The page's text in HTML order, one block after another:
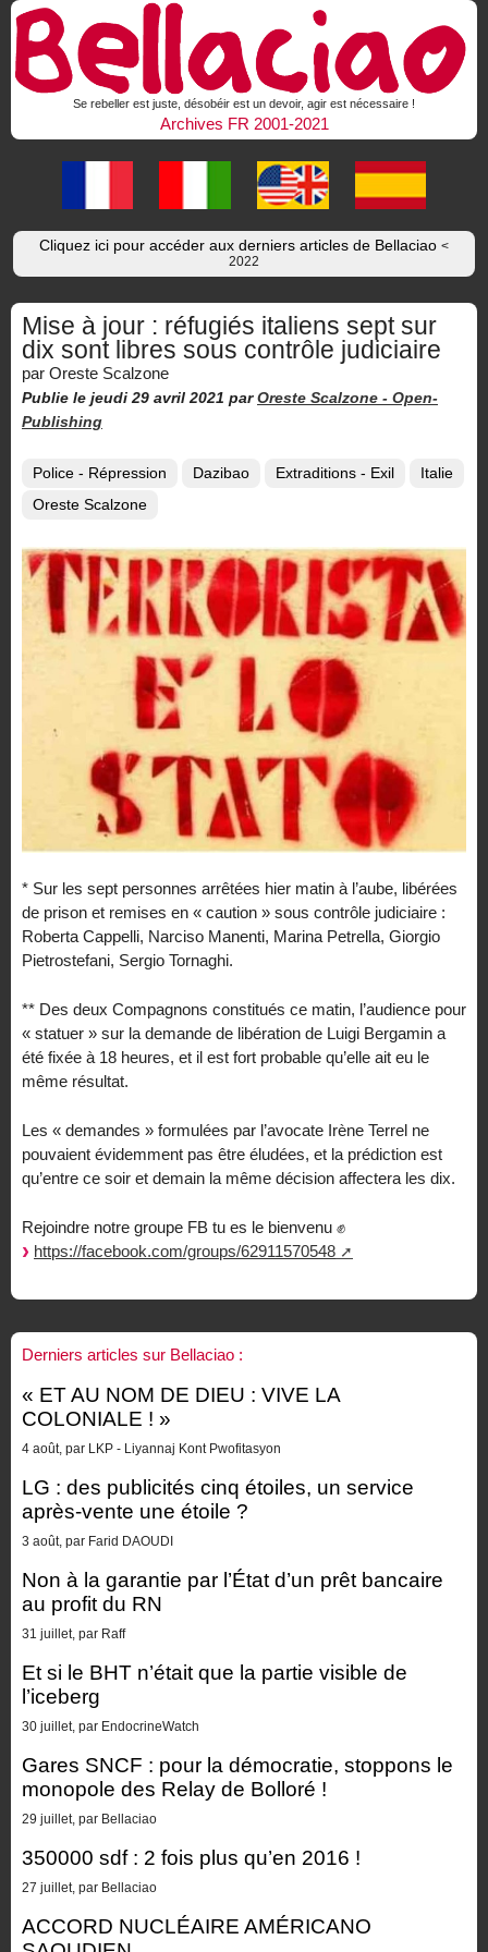
Se rebeller est juste, désobéir est un devoir, agir est nécessaire !
Archives FR 2001-2021
Cliquez ici pour accéder aux derniers articles de Bellaciao <
2022
Mise à jour : réfugiés italiens sept sur
dix sont libres sous contrôle judiciaire
par Oreste Scalzone
Publie le jeudi 29 avril 2021 par Oreste Scalzone - Open-
Publishing
Police - Répression Dazibao Extraditions - Exil
Italie
Oreste Scalzone
* Sur les sept personnes arrêtées hier matin à l’aube, libérées
de prison et remises en « caution » sous contrôle judiciaire :
Roberta Cappelli, Narciso Manenti, Marina Petrella, Giorgio
Pietrostefani, Sergio Tornaghi.
** Des deux Compagnons constitués ce matin, l’audience pour
« statuer » sur la demande de libération de Luigi Bergamin a
été fixée à 18 heures, et il est fort probable qu’elle ait eu le
même résultat.
Les « demandes » formulées par l’avocate Irène Terrel ne
pouvaient évidemment pas être éludées, et la prédiction est
qu’entre ce soir et demain la même décision affectera les dix.
Rejoindre notre groupe FB tu es le bienvenu ✊
https://facebook.com/groups/62911570548
Derniers articles sur Bellaciao :
« ET AU NOM DE DIEU : VIVE LA
COLONIALE ! »
4 août, par LKP - Liyannaj Kont Pwofitasyon
LG : des publicités cinq étoiles, un service
après-vente une étoile ?
3 août, par Farid DAOUDI
Non à la garantie par l’État d’un prêt bancaire
au profit du RN
31 juillet, par Raff
Et si le BHT n’était que la partie visible de
l’iceberg
30 juillet, par EndocrineWatch
Gares SNCF : pour la démocratie, stoppons le
monopole des Relay de Bolloré !
29 juillet, par Bellaciao
350000 sdf : 2 fois plus qu’en 2016 !
27 juillet, par Bellaciao
ACCORD NUCLÉAIRE AMÉRICANO